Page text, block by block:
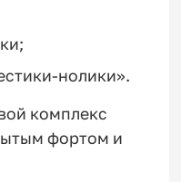
нолики».
комплекс
фортом и